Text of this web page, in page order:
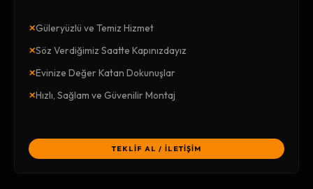
×Güleryüzlü ve Temiz Hizmet
×Söz Verdiğimiz Saatte Kapınızdayız
×Evinize Değer Katan Dokunuşlar
×Hızlı, Sağlam ve Güvenilir Montaj
TEKLİF AL / İLETİŞİM